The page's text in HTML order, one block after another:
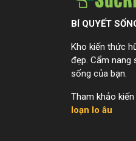
BÍ QUYẾT
Kho kiến thức
đẹp. Cẩm nang
sống của bạn.
Tham khảo
loạn lo âu